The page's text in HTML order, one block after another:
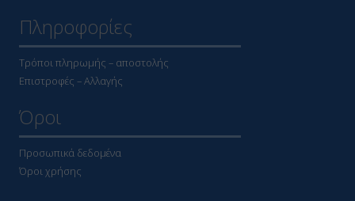
Πληροφορίες
Τρόποι πληρωμής – αποστολής
Επιστροφές – Αλλαγής
Όροι
Προσωπικά δεδομένα
Όροι χρήσης